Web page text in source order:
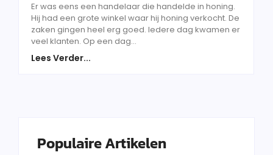
Er was eens een handelaar die handelde in honing.
Hij had een grote winkel waar hij honing verkocht. De
zaken gingen heel erg goed. Iedere dag kwamen er
veel klanten. Op een dag...
Lees Verder...
Populaire Artikelen